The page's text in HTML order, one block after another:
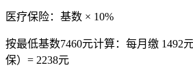
医疗保险：基数 × 10%
按最低基数7460元计算：每月缴 1492
保）= 2238元